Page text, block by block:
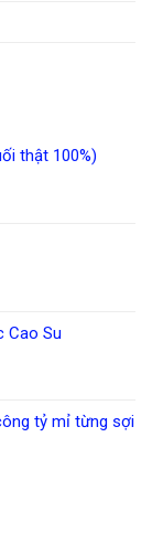
thật 100%)
Cao Su
tỷ mỉ từng sợi